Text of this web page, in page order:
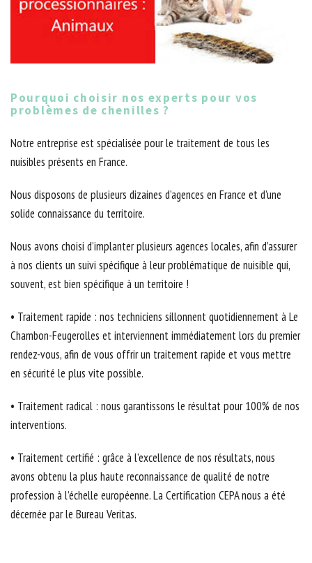
Pourquoi choisir nos experts pour vos
problèmes de chenilles ?
Notre entreprise est spécialisée pour le traitement de tous les
nuisibles présents en France.
Nous disposons de plusieurs dizaines d’agences en France et d’une
solide connaissance du territoire.
Nous avons choisi d’implanter plusieurs agences locales, afin d’assurer
à nos clients un suivi spécifique à leur problématique de nuisible qui,
souvent, est bien spécifique à un territoire !
• Traitement rapide : nos techniciens sillonnent quotidiennement à Le
Chambon-Feugerolles et interviennent immédiatement lors du premier
rendez-vous, afin de vous offrir un traitement rapide et vous mettre
en sécurité le plus vite possible.
• Traitement radical : nous garantissons le résultat pour 100% de nos
interventions.
• Traitement certifié : grâce à l’excellence de nos résultats, nous
avons obtenu la plus haute reconnaissance de qualité de notre
profession à l’échelle européenne. La Certification CEPA nous a été
décernée par le Bureau Veritas.